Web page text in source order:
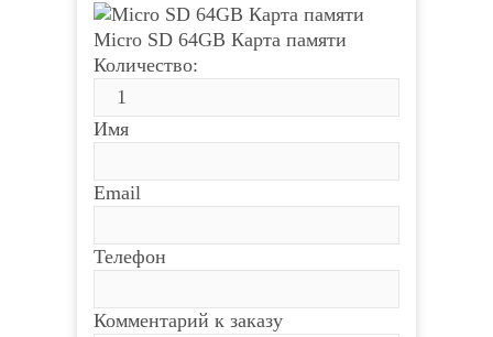
Micro SD 64GB Карта памяти
Количество:
Имя
Email
Телефон
Комментарий к заказу